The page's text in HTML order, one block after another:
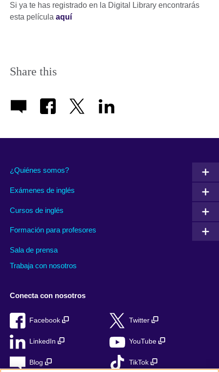
Si ya te has registrado en la Digital Library encontrarás
esta película aquí
Share this
¿Quiénes somos?
Exámenes de inglés
Cursos de inglés
Formación para profesores
Sala de prensa
Trabaja con nosotros
Conecta con nosotros
Facebook Twitter
LinkedIn YouTube
Blog TikTok